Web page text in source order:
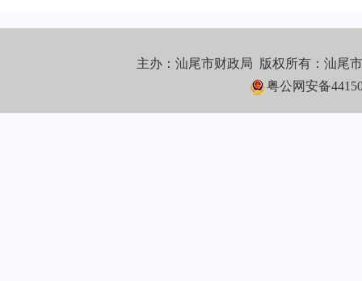
主办：汕尾市财政局 版权所有：汕尾
粤公网安备